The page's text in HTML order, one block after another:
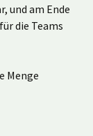
und am Ende
die Teams
Menge